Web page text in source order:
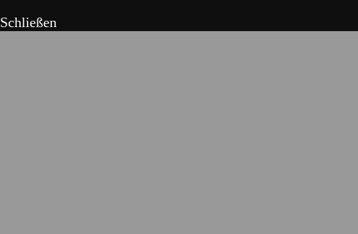
Schließen